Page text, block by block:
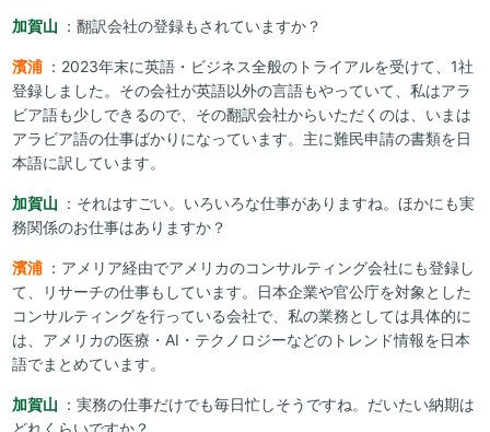
加賀山 ：翻訳会社の登録もされていますか？
濱浦 ：2023年末に英語・ビジネス全般のトライアルを受けて、1社
登録しました。その会社が英語以外の言語もやっていて、私はアラ
ビア語も少しできるので、その翻訳会社からいただくのは、いまは
アラビア語の仕事ばかりになっています。主に難民申請の書類を日
本語に訳しています。
加賀山 ：それはすごい。いろいろな仕事がありますね。ほかにも実
務関係のお仕事はありますか？
濱浦 ：アメリア経由でアメリカのコンサルティング会社にも登録し
て、リサーチの仕事もしています。日本企業や官公庁を対象とした
コンサルティングを行っている会社で、私の業務としては具体的に
は、アメリカの医療・AI・テクノロジーなどのトレンド情報を日本
語でまとめています。
加賀山 ：実務の仕事だけでも毎日忙しそうですね。だいたい納期は
どれくらいですか？